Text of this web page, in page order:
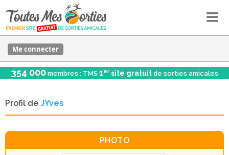
Me connecter
354 000 membres : TMS 1er site gratuit de sorties amicales
Profil de JYves
PHOTO